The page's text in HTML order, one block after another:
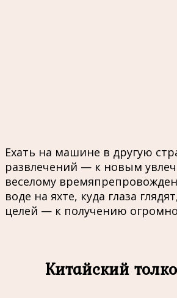
Ехать на машине в другую
развлечений — к новым
веселому
воде на яхте, куда глаза
целей — к получению
Китайский